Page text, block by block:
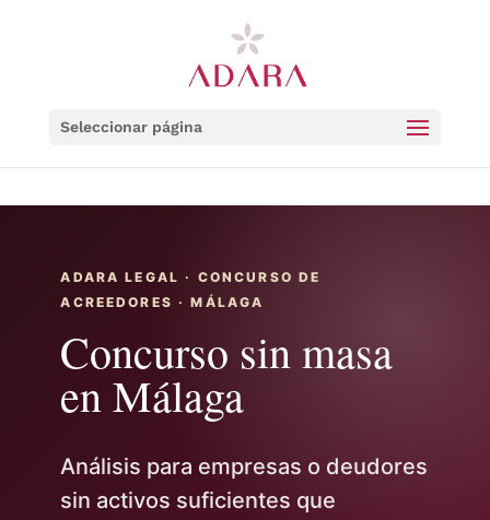
Seleccionar página
ADARA LEGAL · CONCURSO DE
ACREEDORES · MÁLAGA
Concurso sin masa
en Málaga
Análisis para empresas o deudores
sin activos suficientes que